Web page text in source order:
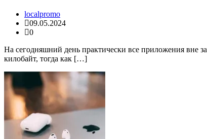
localpromo
09.05.2024
0
На сегодняшний день практически все приложения вне
килобайт, тогда как […]